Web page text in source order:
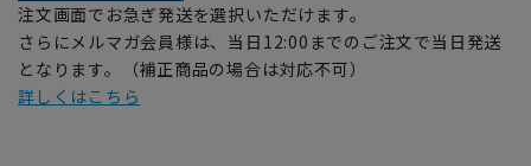
注文画面でお急ぎ発送を選択いただけます。
さらにメルマガ会員様は、当日12:00までのご注文で当日発送
となります。（補正商品の場合は対応不可）
詳しくはこちら